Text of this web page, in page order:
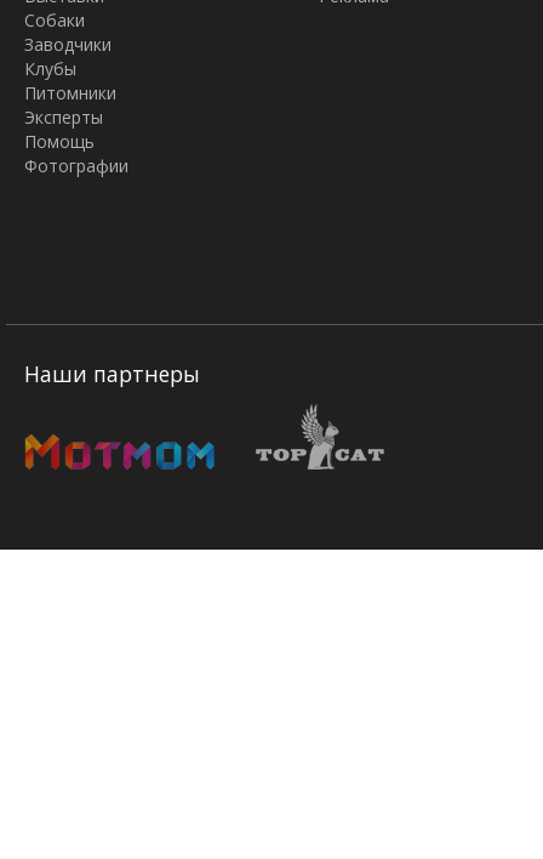
Собаки
Заводчики
Клубы
Питомники
Эксперты
Помощь
Фотографии
Наши партнеры